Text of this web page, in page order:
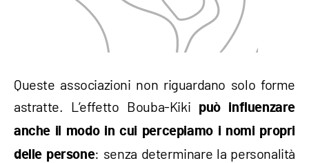
Queste associazioni non riguardano solo forme
astratte. L’effetto Bouba-Kiki
può influenzare
anche il modo in cui percepiamo i nomi propri
delle persone: senza determinare la personalità